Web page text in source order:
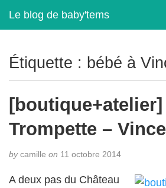
Le blog de baby'tems
Étiquette : bébé à
[boutique+atelier]
Trompette –
bycamille on 11 octobre 2014
A deux pas du Château